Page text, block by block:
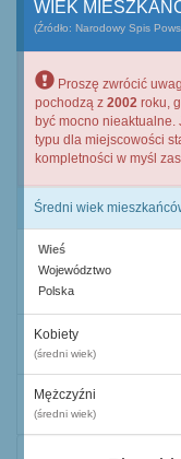
WIEK
(Źródło: Narodowy Spis
Proszę zwrócić
pochodzą z 2002 roku,
być mocno
typu dla miejscowości
kompletności w myśl
Średni wiek
Wieś
Województwo
Polska
Kobiety
(średni wiek)
Mężczyźni
(średni wiek)